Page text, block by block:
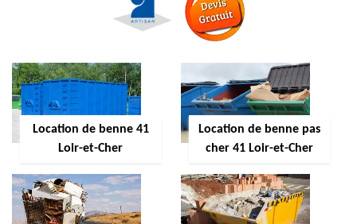
Location de benne 41
Loir-et-Cher
Location de benne pas
cher 41 Loir-et-Cher